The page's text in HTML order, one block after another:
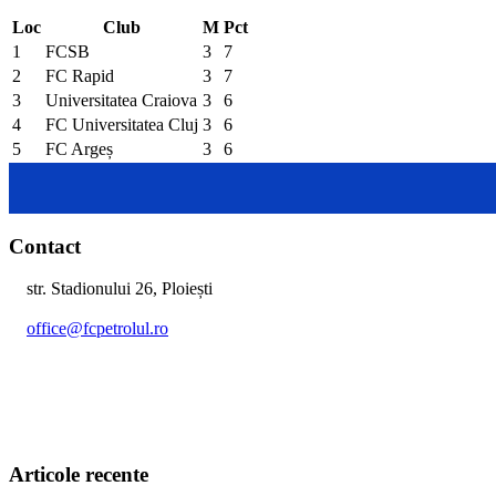
Loc Club M Pct
1
FCSB 3
7
2
FC Rapid 3
7
3
Universitatea Craiova 3
6
4
FC Universitatea Cluj 3
6
5
FC Argeș 3 6
Contact
str. Stadionului 26, Ploiești
office@fcpetrolul.ro
Articole recente